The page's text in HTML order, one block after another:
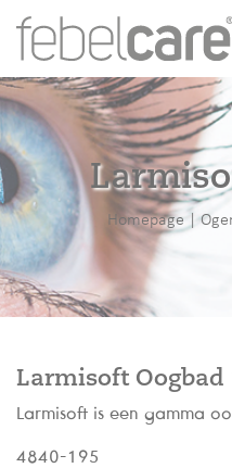
Homepage |
Larmisoft Oogbad
Larmisoft is een gamma
4840-195